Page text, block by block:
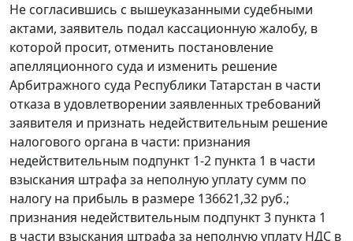
Не согласившись с вышеуказанными судебными
актами, заявитель подал кассационную жалобу, в
которой просит, отменить постановление
апелляционного суда и изменить решение
Арбитражного суда Республики Татарстан в части
отказа в удовлетворении заявленных требований
заявителя и признать недействительным решение
налогового органа в части: признания
недействительным подпункт 1-2 пункта 1 в части
взыскания штрафа за неполную уплату сумм по
налогу на прибыль в размере 136621,32 руб.;
признания недействительным подпункт 3 пункта 1
в части взыскания штрафа за неполную уплату НДС в